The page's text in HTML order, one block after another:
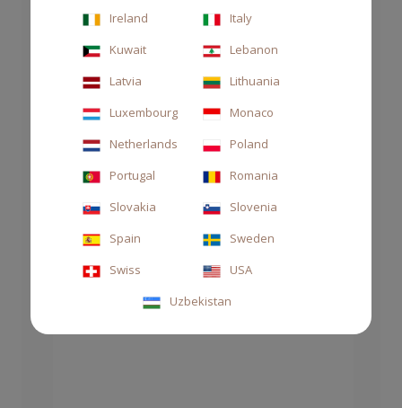
SAPONE MANI E CORPO 500 ML MILIZE
45,00 €
Ireland
Italy
Kuwait
Lebanon
Latvia
Lithuania
Luxembourg
Monaco
Netherlands
Poland
Portugal
Romania
Slovakia
Slovenia
Spain
Sweden
Swiss
USA
Uzbekistan